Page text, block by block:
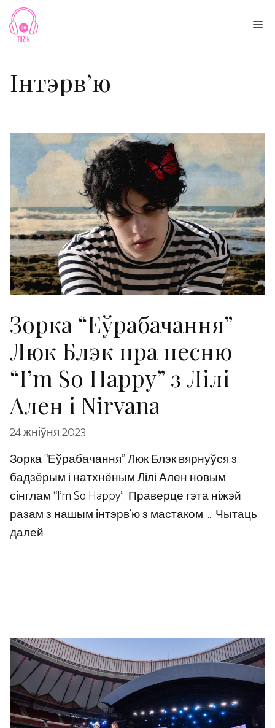
Skip
content
Інтэрв’ю
Зорка “Еўрабачання”
Люк Блэк пра песню
“I’m So Happy” з Лілі
Ален і Nirvana
24 жніўня 2023
Зорка “Еўрабачання” Люк Блэк вярнуўся з
бадзёрым і натхнёным Лілі Ален новым
сінглам “I’m So Happy”. Праверце гэта ніжэй
разам з нашым інтэрв’ю з мастаком. …Чытаць
далей